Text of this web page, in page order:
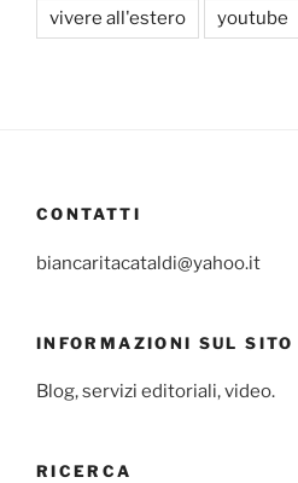
vivere all'estero youtube
CONTATTI
biancaritacataldi@yahoo.it
INFORMAZIONI SUL SITO
Blog, servizi editoriali, video.
RICERCA